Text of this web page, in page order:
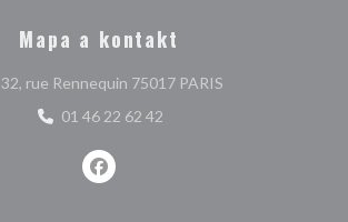
Mapa a kontakt
32, rue Rennequin 75017 PARIS((otevře se v
01 46 22 62 42
Facebook ((otevře se v novém